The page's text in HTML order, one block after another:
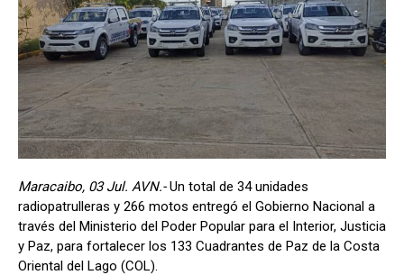
Maracaibo, 03 Jul. AVN.-Un total de 34 unidades
radiopatrulleras y 266 motos entregó el Gobierno Nacional a
través del Ministerio del Poder Popular para el Interior, Justicia
y Paz, para fortalecer los 133 Cuadrantes de Paz de la Costa
Oriental del Lago (COL).